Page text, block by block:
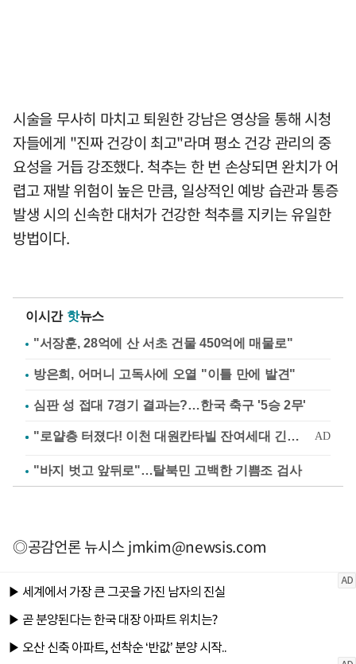
시술을 무사히 마치고 퇴원한 강남은 영상을 통해 시청
자들에게 "진짜 건강이 최고"라며 평소 건강 관리의 중
요성을 거듭 강조했다. 척추는 한 번 손상되면 완치가 어
렵고 재발 위험이 높은 만큼, 일상적인 예방 습관과 통증
발생 시의 신속한 대처가 건강한 척추를 지키는 유일한
방법이다.
이시간 핫뉴스
"서장훈, 28억에 산 서초 건물 450억에 매물로"
방은희, 어머니 고독사에 오열 "이틀 만에 발견"
심판 성 접대 7경기 결과는?…한국 축구 '5승 2무'
"바지 벗고 앞뒤로"…탈북민 고백한 기쁨조 검사
◎공감언론 뉴시스jmkim@newsis.com